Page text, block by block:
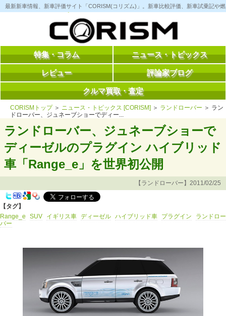
コ
ン
へ
最新新車情報、新車評価サイト「CORISM(コリズム)」。新車比較評価、新車試乗記や
特集・コラム ニュース・トピックス
レビュー 評論家ブログ
クルマ買取・査定
CORISMトップ＞ ニュース・トピックス [CORISM] ＞ ランドローバー ＞ ラン
ドローバー、ジュネーブショーでディー...
ランドローバー、ジュネーブショーで
ディーゼルのプラグイン ハイブリッド
車「Range_e」を世界初公開
【ランドローバー】2011/02/25
【タグ】
Range_e
SUV イギリス車 ディーゼル ハイブリッド車 プラグイン
ランドロー
バー